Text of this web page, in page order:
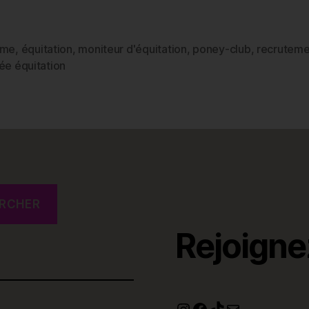
, équitation, moniteur d'équitation, poney-club,
équitation